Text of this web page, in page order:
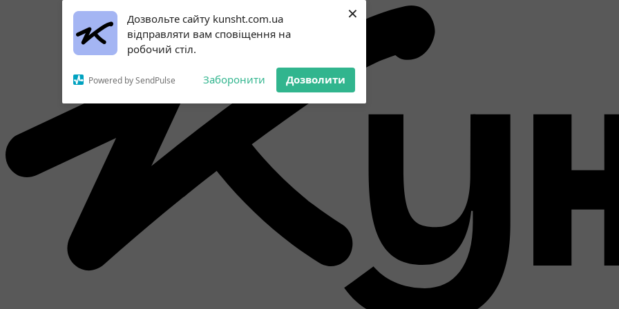
Дозвольте сайту kunsht.com.ua
відправляти вам сповіщення на
робочий стіл.
Powered by SendPulse Заборонити Дозволити
×
Subscribe to our
notifications!
To enable permission prompts, click
on the notification icon